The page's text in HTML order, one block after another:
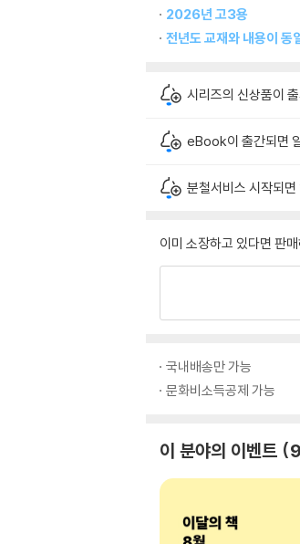
2026년 고3용
전년도 교재와 내용이 동
시리즈의 신상품이
eBook이 출간되면
분철서비스 시작되면
이미 소장하고 있다면 판
국내배송만 가능
문화비소득공제 가능
이 분야의 이벤트 9